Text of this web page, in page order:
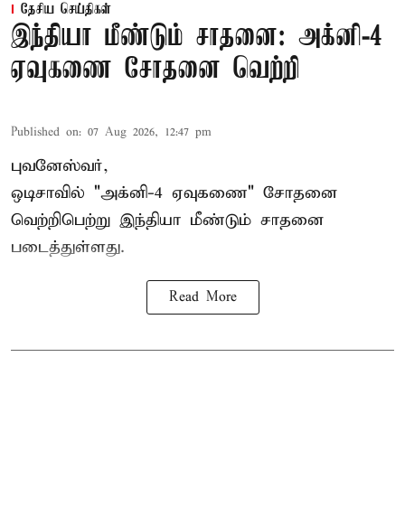
தேசிய செய்திகள்
இந்தியா மீண்டும் சாதனை: அக்னி-4
ஏவுகணை சோதனை வெற்றி
Published on: 07 Aug 2026, 12:47 pm
புவனேஸ்வர்,
ஒடிசாவில் "அக்னி-4 ஏவுகணை" சோதனை
வெற்றிபெற்று இந்தியா மீண்டும் சாதனை
படைத்துள்ளது.
Read More